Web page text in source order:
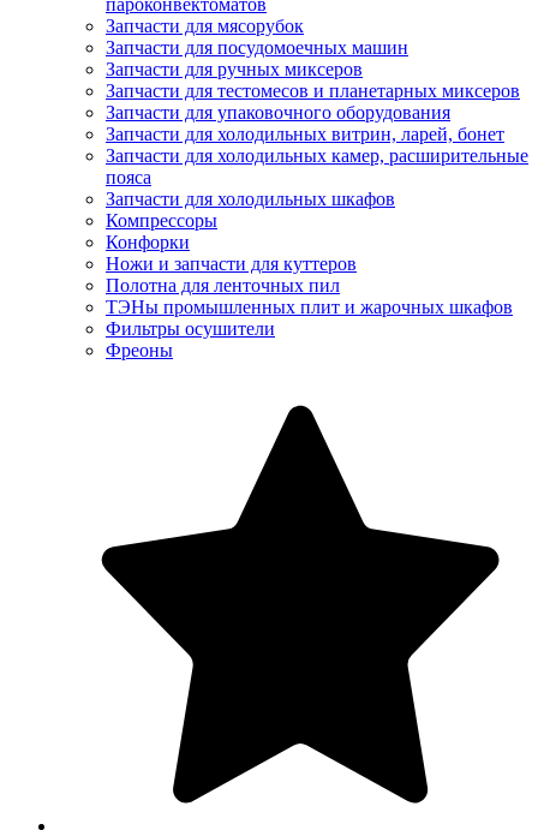
пароконвектоматов
Запчасти для мясорубок
Запчасти для посудомоечных машин
Запчасти для ручных миксеров
Запчасти для тестомесов и планетарных миксеров
Запчасти для упаковочного оборудования
Запчасти для холодильных витрин, ларей, бонет
Запчасти для холодильных камер, расширительные
пояса
Запчасти для холодильных шкафов
Компрессоры
Конфорки
Ножи и запчасти для куттеров
Полотна для ленточных пил
ТЭНы промышленных плит и жарочных шкафов
Фильтры осушители
Фреоны